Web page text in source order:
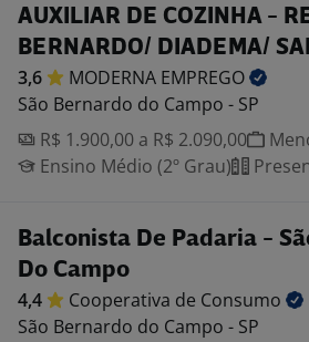
AUXILIAR DE COZINHA -
BERNARDO/ DIADEMA/
3,6 MODERNA EMPREGO
São Bernardo do Campo - SP
R$ 1.900,00 a R$ 2.090,00
Ensino Médio (2º Grau)
Balconista De Padaria -
Do Campo
4,4 Cooperativa de Consumo
São Bernardo do Campo - SP